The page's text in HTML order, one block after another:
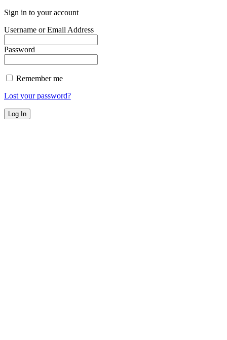
Sign in to your account
Username or Email Address
Password
Remember me
Lost your password?